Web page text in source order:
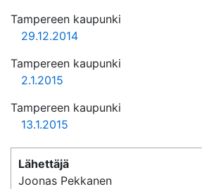
Tampereen kaupunki
29.12.2014
Tampereen kaupunki
2.1.2015
Tampereen kaupunki
13.1.2015
Lähettäjä
Joonas Pekkanen